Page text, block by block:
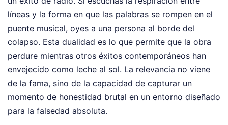
líneas y la forma en que las palabras se rompen en el
puente musical, oyes a una persona al borde del
colapso. Esta dualidad es lo que permite que la obra
perdure mientras otros éxitos contemporáneos han
envejecido como leche al sol. La relevancia no viene
de la fama, sino de la capacidad de capturar un
momento de honestidad brutal en un entorno diseñado
para la falsedad absoluta.